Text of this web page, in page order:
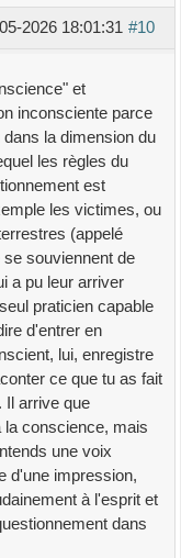
#10
2026 18:01:31
et
inconsciente parce
la dimension du
les règles du
est
les victimes, ou
(appelé
souviennent de
a pu leur arriver
praticien capable
d'entrer en
lui, enregistre
ce que tu as fait
Il arrive que
la conscience, mais
une voix
d'une impression,
à l'esprit et
dans